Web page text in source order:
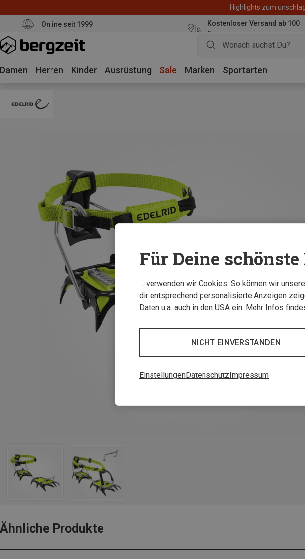
Highlights zum
Online seit 1999
Kostenloser Versand ab 100
Euro
Damen Herren Kinder Ausrüstung Sale Marken Sportarten
Ähnliche Produkte
Für Deine schönste
… verwenden wir Cookies. So können wir
dir entsprechend personalisierte Anzeigen
Daten u.a. auch in den USA ein. Mehr Infos
NICHT EINVERSTANDEN
EinstellungenDatenschutz Impressum